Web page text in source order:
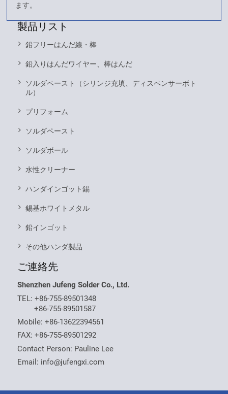
ます。
製品リスト
鉛フリーはんだ線・棒
鉛入りはんだワイヤー、棒はんだ
ソルダペースト（シリンジ充填、ディスペンサーボト
ル）
プリフォーム
ソルダペースト
ソルダボール
水性クリーナー
ハンダインゴット錫
錫基ホワイトメタル
鉛インゴット
その他ハンダ製品
ご連絡先
Shenzhen Jufeng Solder Co., Ltd.
TEL:+86-755-89501348
+86-755-89501587
Mobile:+86-13622394561
FAX: +86-755-89501292
Contact Person: Pauline Lee
Email: info@jufengxi.com